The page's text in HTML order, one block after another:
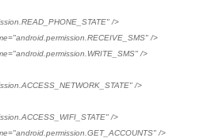
/>
/>
/>
/>
/>
/>